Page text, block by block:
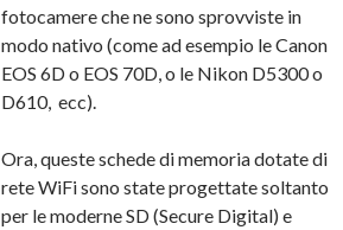
fotocamere che ne sono sprovviste in
modo nativo (come ad esempio le Canon
EOS 6D o EOS 70D, o le Nikon D5300 o
D610, ecc).
Ora, queste schede di memoria dotate di
rete WiFi sono state progettate soltanto
per le moderne SD (Secure Digital) e